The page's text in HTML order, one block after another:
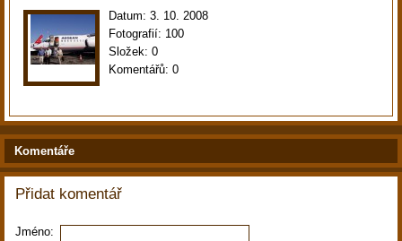
Datum: 3. 10. 2008
Fotografií: 100
Složek: 0
Komentářů: 0
Komentáře
Přidat komentář
Jméno: